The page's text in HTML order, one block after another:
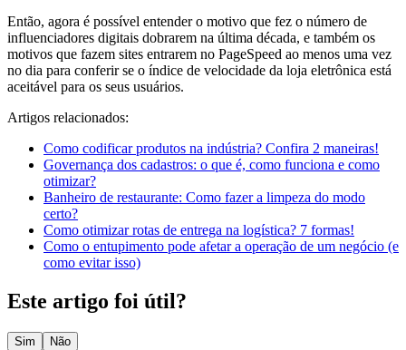
Então, agora é possível entender o motivo que fez o número de
influenciadores digitais dobrarem na última década, e também os
motivos que fazem sites entrarem no PageSpeed ao menos uma vez
no dia para conferir se o índice de velocidade da loja eletrônica está
aceitável para os seus usuários.
Artigos relacionados:
Como codificar produtos na indústria? Confira 2 maneiras!
Governança dos cadastros: o que é, como funciona e como
otimizar?
Banheiro de restaurante: Como fazer a limpeza do modo
certo?
Como otimizar rotas de entrega na logística? 7 formas!
Como o entupimento pode afetar a operação de um negócio (e
como evitar isso)
Este artigo foi útil?
Sim Não